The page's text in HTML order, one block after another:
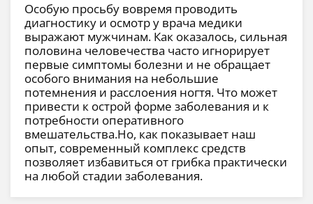
Особую просьбу вовремя проводить
диагностику и осмотр у врача медики
выражают мужчинам. Как оказалось, сильная
половина человечества часто игнорирует
первые симптомы болезни и не обращает
особого внимания на небольшие
потемнения и расслоения ногтя. Что может
привести к острой форме заболевания и к
потребности оперативного
вмешательства.Но, как показывает наш
опыт, современный комплекс средств
позволяет избавиться от грибка практически
на любой стадии заболевания.